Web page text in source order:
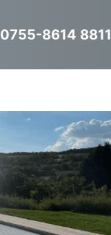
0755-8614 8811